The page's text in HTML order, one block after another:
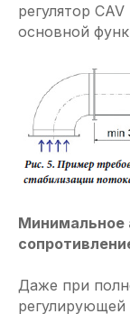
регулятор
основной
Минимальное
Даже при
регулирующей